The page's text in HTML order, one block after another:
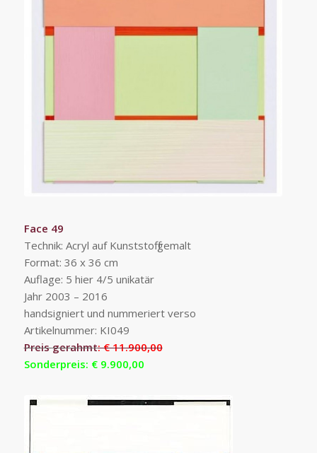
Face 49
Technik: Acryl auf Kunststoff gemalt
Format: 36 x 36 cm
Auflage: 5 hier 4/5 unikatär
Jahr 2003 – 2016
handsigniert und nummeriert verso
Artikelnummer: KI049
Preisgerahmt: € 11.900,00
Sonderpreis: € 9.900,00